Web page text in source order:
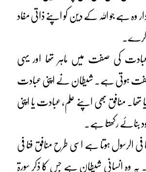
وہ ہے جو اللہ کے دین کو اپنے ذاتی مفاد
کرے۔
کی صفت میں ماہر تھا اور یہی
صفت ہوتی ہے۔ شیطان نے اپنی عبادت
لیا تھا۔ منافق بھی اپنے علم، عبادت یا اپنی
بنائے رکھتا ہے۔
الرسول ہوتا ہے اسی طرح منافق فنا فی
یہ وہ انسانی شیطان ہے جس کا ذکر سورۃ